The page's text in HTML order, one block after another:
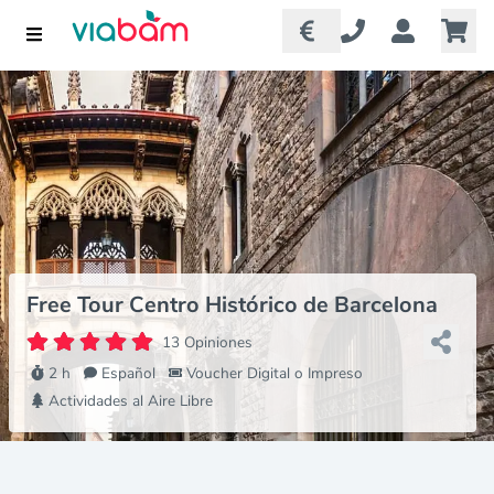
Free Tour Centro Histórico de Barcelona
13 Opiniones
2 h
Español
Voucher Digital o Impreso
Actividades al Aire Libre